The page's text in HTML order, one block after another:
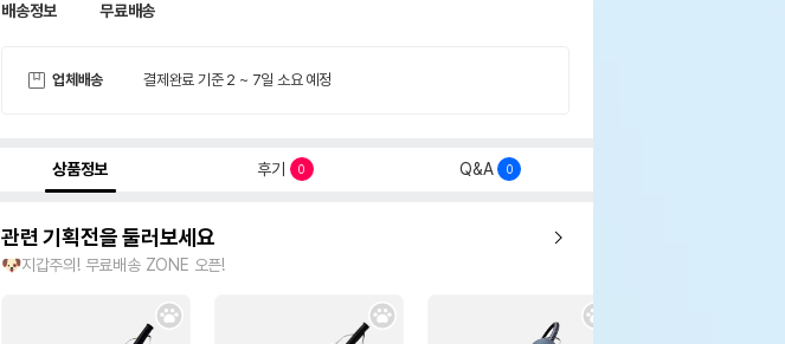
배송정보 무료배송
업체배송 결제완료 기준 2 ~ 7일 소요 예정
상품정보 후기 0 Q&A 0
관련 기획전을 둘러보세요
🐶지갑주의! 무료배송 ZONE 오픈!